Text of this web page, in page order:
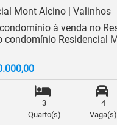
Mont Alcino | Valinhos
à venda no
condomínio Residencial
3
Quarto(s)
4
Vaga(s)